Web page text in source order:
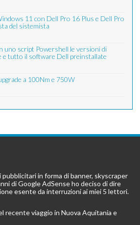
11 con Dell Pro 16 Plus e Dell Pro
del sistemista
uno script Powershell le versioni di
e tutto il software Dell preinstallate
a 100Nm e 750W
in forma di banner, skyscraper
di Google AdSense ho deciso di dire
esente da interruzioni ai miei 5 lettori.
recente viaggio in Nuova Aquitania e